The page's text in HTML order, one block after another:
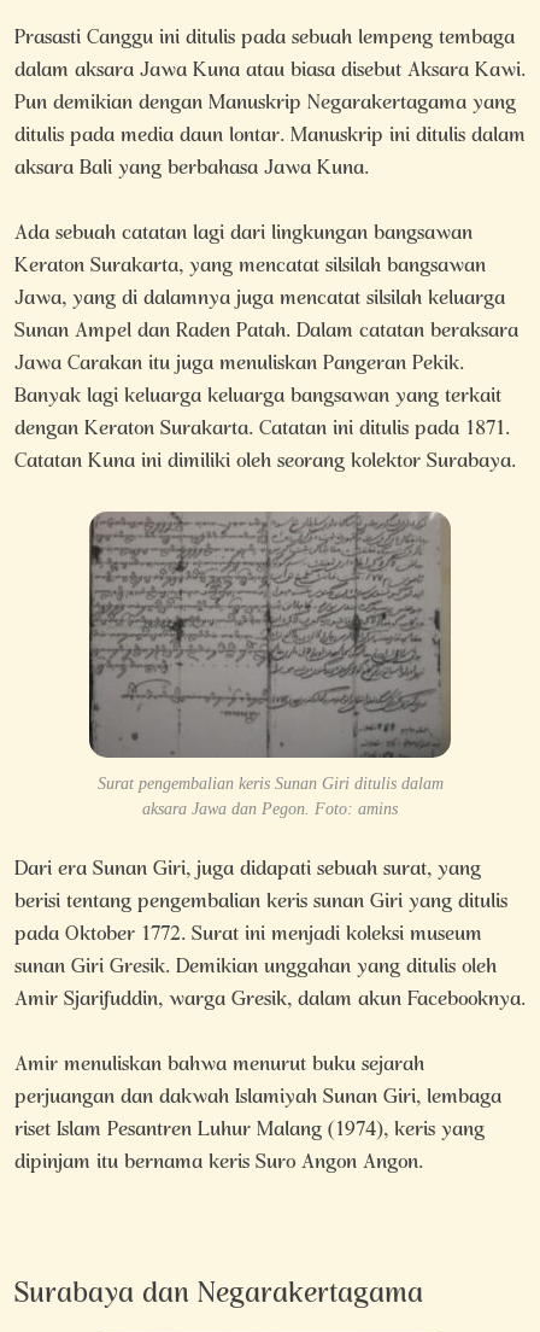
Prasasti Canggu ini ditulis pada sebuah lempeng tembaga
dalam aksara Jawa Kuna atau biasa disebut Aksara Kawi.
Pun demikian dengan Manuskrip Negarakertagama yang
ditulis pada media daun lontar. Manuskrip ini ditulis dalam
aksara Bali yang berbahasa Jawa Kuna.
Ada sebuah catatan lagi dari lingkungan bangsawan
Keraton Surakarta, yang mencatat silsilah bangsawan
Jawa, yang di dalamnya juga mencatat silsilah keluarga
Sunan Ampel dan Raden Patah. Dalam catatan beraksara
Jawa Carakan itu juga menuliskan Pangeran Pekik.
Banyak lagi keluarga keluarga bangsawan yang terkait
dengan Keraton Surakarta. Catatan ini ditulis pada 1871.
Catatan Kuna ini dimiliki oleh seorang kolektor Surabaya.
Surat pengembalian keris Sunan Giri ditulis dalam
aksara Jawa dan Pegon. Foto: amins
Dari era Sunan Giri, juga didapati sebuah surat, yang
berisi tentang pengembalian keris sunan Giri yang ditulis
pada Oktober 1772. Surat ini menjadi koleksi museum
sunan Giri Gresik. Demikian unggahan yang ditulis oleh
Amir Sjarifuddin, warga Gresik, dalam akun Facebooknya.
Amir menuliskan bahwa menurut buku sejarah
perjuangan dan dakwah Islamiyah Sunan Giri, lembaga
riset Islam Pesantren Luhur Malang (1974), keris yang
dipinjam itu bernama keris Suro Angon Angon.
Surabaya dan Negarakertagama